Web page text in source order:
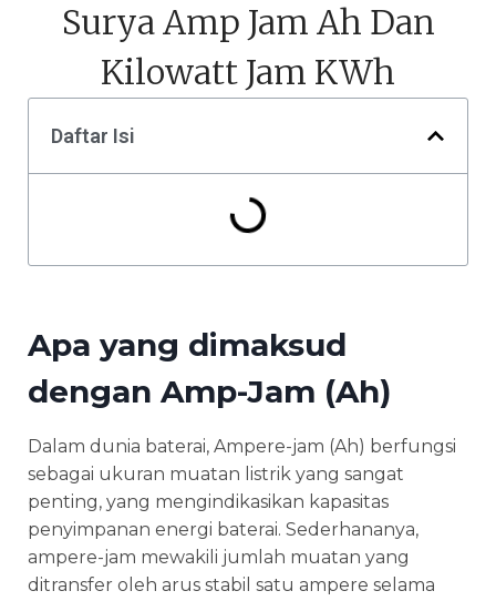
Surya Amp Jam Ah Dan
Kilowatt Jam KWh
Daftar Isi
Apa yang dimaksud
dengan Amp-Jam (Ah)
Dalam dunia baterai, Ampere-jam (Ah) berfungsi
sebagai ukuran muatan listrik yang sangat
penting, yang mengindikasikan kapasitas
penyimpanan energi baterai. Sederhananya,
ampere-jam mewakili jumlah muatan yang
ditransfer oleh arus stabil satu ampere selama